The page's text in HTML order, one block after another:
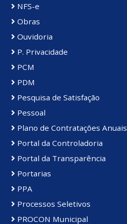
NFS-e
Obras
Ouvidoria
P. Privacidade
PCM
PDM
Pesquisa de Satisfação
Pessoal
Plano de Contratações Anuais
Portal da Controladoria
Portal da Transparência
Portarias
PPA
Processos Seletivos
PROCON Municipal